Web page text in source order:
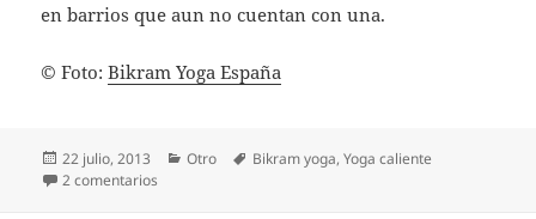
en barrios que aun no cuentan con una.
© Foto:Bikram Yoga España
Publicado
el
22 julio, 2013 Categorías
Otro Etiquetas
Bikram yoga,Yoga caliente
2 comentarios